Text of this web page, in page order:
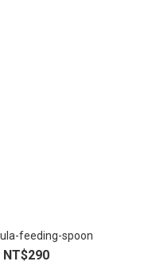
feeding-spoon
NT$290